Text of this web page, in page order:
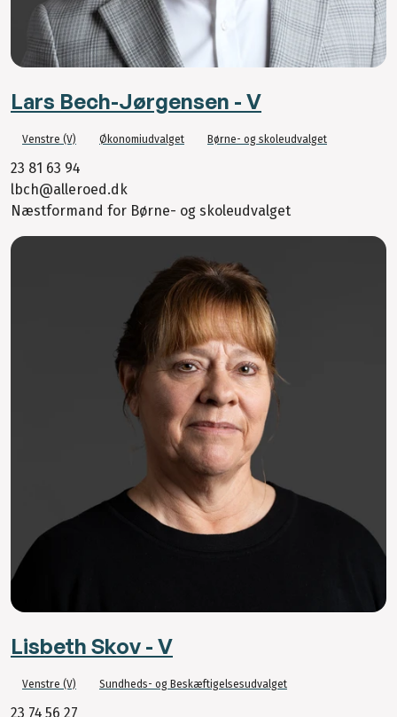
Lars Bech-Jørgensen - V
Venstre (V) Økonomiudvalget Børne- og skoleudvalget
23 81 63 94
lbch@alleroed.dk
Næstformand for Børne- og skoleudvalget
Lisbeth Skov - V
Venstre (V) Sundheds- og Beskæftigelsesudvalget
23 74 56 27